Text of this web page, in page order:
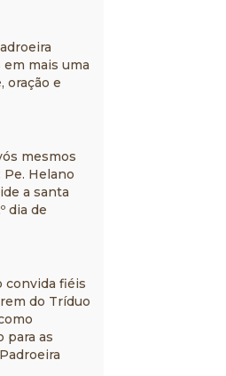
mais uma
oração e
mesmos
Pe. Helano
a santa
dia de
convida fiéis
do Tríduo
para as